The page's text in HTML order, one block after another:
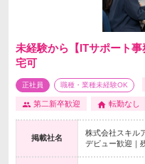
未経験から【ITサポート
宅可
正社員 職種・業種未経験OK
第二新卒歓迎 転勤なし
掲載社名
株式会社スキル
デビュー歓迎｜